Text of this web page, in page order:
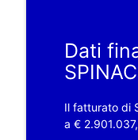
Dati
Il fatturato di
a €